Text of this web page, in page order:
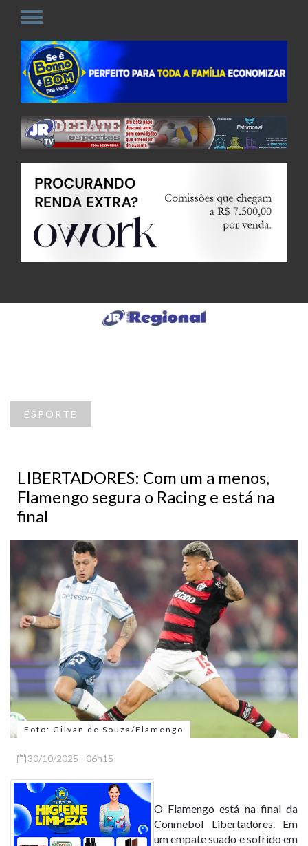
ESPORTE
LIBERTADORES: Com um a menos,
Flamengo segura o Racing e está na
final
Foto: Gilvan de Souza/Flamengo
30/10/2025 - 06h15
O Flamengo está na final da
Conmebol Libertadores. Em
um empate suado e sofrido em